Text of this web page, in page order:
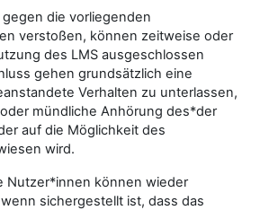
die vorliegenden
verstoßen, können zeitweise oder
des LMS ausgeschlossen
gehen grundsätzlich eine
Verhalten zu unterlassen,
mündliche Anhörung des*der
auf die Möglichkeit des
wird.
Nutzer*innen können wieder
sichergestellt ist, dass das